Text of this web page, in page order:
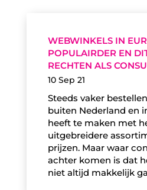
WEBWINKELS IN
POPULAIRDER EN
RECHTEN ALS
10 Sep 21
Steeds vaker
buiten Nederland en
heeft te maken met
uitgebreidere
prijzen. Maar waar
achter komen is dat
niet altijd makkelijk